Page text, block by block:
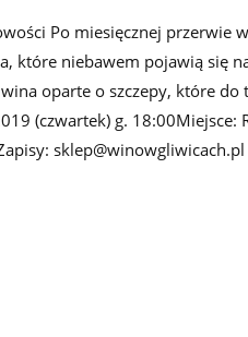
Po miesięcznej przerwie
które niebawem pojawią się
oparte o szczepy, które do
(czwartek) g. 18:00Miejsce:
sklep@winowgliwicach.pl